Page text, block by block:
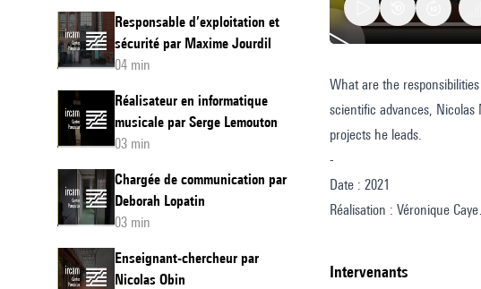
Responsable d’exploitation et
sécurité par Maxime Jourdil
04 min
Réalisateur en informatique
musicale par Serge Lemouton
03 min
Chargée de communication par
Deborah Lopatin
03 min
Enseignant-chercheur par
Nicolas Obin
Research
Director
by
Misdariis
What are the
scientific advances,
projects he leads.
-
Date : 2021
Réalisation : Véronique Caye
intervenants